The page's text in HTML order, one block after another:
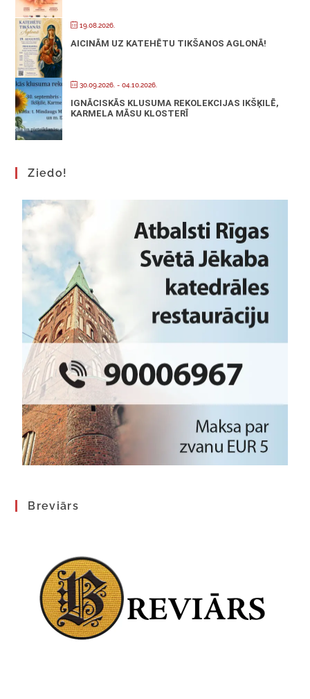
19.08.2026.
AICINĀM UZ KATEHĒTU TIKŠANOS AGLONĀ!
30.09.2026. - 04.10.2026.
IGNĀCISKĀS KLUSUMA REKOLEKCIJAS IKŠĶILĒ,
KARMELA MĀSU KLOSTERĪ
Ziedo!
Breviārs